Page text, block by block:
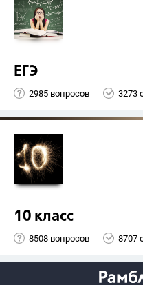
ЕГЭ
2985 вопросов 3273
10 класс
8508 вопросов 8707